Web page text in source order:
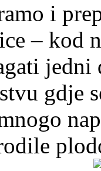
i
– kod
gdje